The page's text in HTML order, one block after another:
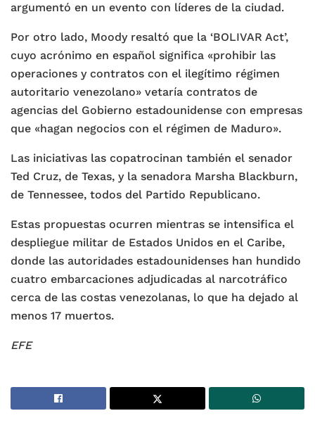
argumentó en un evento con líderes de la ciudad.
Por otro lado, Moody resaltó que la ‘BOLIVAR Act’,
cuyo acrónimo en español significa «prohibir las
operaciones y contratos con el ilegítimo régimen
autoritario venezolano» vetaría contratos de
agencias del Gobierno estadounidense con empresas
que «hagan negocios con el régimen de Maduro».
Las iniciativas las copatrocinan también el senador
Ted Cruz, de Texas, y la senadora Marsha Blackburn,
de Tennessee, todos del Partido Republicano.
Estas propuestas ocurren mientras se intensifica el
despliegue militar de Estados Unidos en el Caribe,
donde las autoridades estadounidenses han hundido
cuatro embarcaciones adjudicadas al narcotráfico
cerca de las costas venezolanas, lo que ha dejado al
menos 17 muertos.
EFE